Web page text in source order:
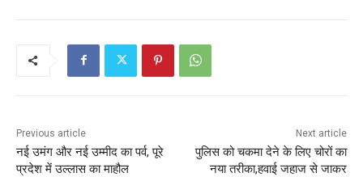
k
A
p
Previous article
नई उमंग और नई उम्मीद का पर्व, पूरे
प्रदेश में उल्लास का माहौल
Next article
पुलिस को चकमा देने के लिए चोरों का
नया तरीका,हवाई जहाज से जाकर